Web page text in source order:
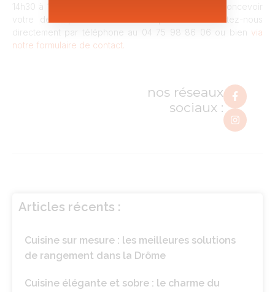
14h30 à 18h30. Nous restons à votre écoute pour concevoir
votre devis personnalisé dès à présent. Contactez-nous
directement par téléphone au 04 75 98 86 06 ou bien via
notre formulaire de contact.
nos réseaux
sociaux :
Articles récents :
Cuisine sur mesure : les meilleures solutions
de rangement dans la Drôme
Cuisine élégante et sobre : le charme du